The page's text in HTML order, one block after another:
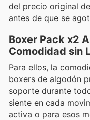
del precio original
antes de que se
Boxer Pack x2
Comodidad sin
Para ellos, la
boxers de algodón
soporte durante
siente en cada
activa o para esos